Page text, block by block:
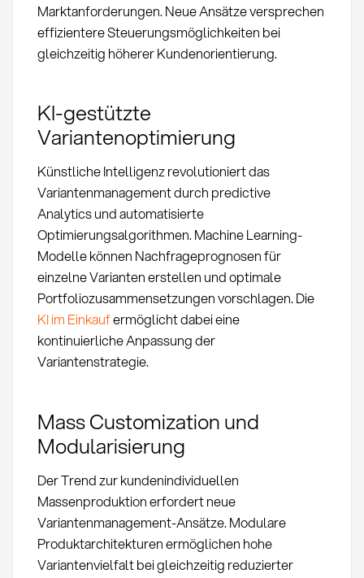
Marktanforderungen. Neue Ansätze versprechen
effizientere Steuerungsmöglichkeiten bei
gleichzeitig höherer Kundenorientierung.
KI-gestützte
Variantenoptimierung
Künstliche Intelligenz revolutioniert das
Variantenmanagement durch predictive
Analytics und automatisierte
Optimierungsalgorithmen. Machine Learning-
Modelle können Nachfrageprognosen für
einzelne Varianten erstellen und optimale
Portfoliozusammensetzungen vorschlagen. Die
KI im Einkaufermöglicht dabei eine
kontinuierliche Anpassung der
Variantenstrategie.
Mass Customization und
Modularisierung
Der Trend zur kundenindividuellen
Massenproduktion erfordert neue
Variantenmanagement-Ansätze. Modulare
Produktarchitekturen ermöglichen hohe
Variantenvielfalt bei gleichzeitig reduzierter